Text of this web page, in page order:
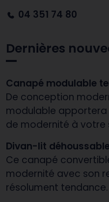
04 351 74 80
Dernières
Canapé modulable
De conception
modulable apportera
de modernité à votre
Divan-lit
Ce canapé
modernité avec son
résolument tendance.